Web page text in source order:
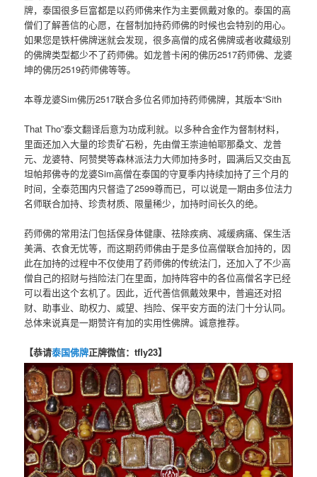
牌，泰国很多巨富都是以药师佛来作为主要佩戴对象的。泰国的高
僧们了解善信的心愿，在督制加持药师佛的时候也会特别的用心。
如果您是铁杆佛牌迷就会发现，很多高僧的成名佛牌或者收藏级别
的佛牌类型都少不了药师佛。如龙普卡闲的佛历2517药师佛、龙婆
坤的佛历2519药师佛等等。
本尊龙婆Sim佛历2517联合多位名师加持药师佛牌，其版本“Sith
That Tho”泰文翻译后意为功成利就。以多种合金作为督制材料，
里面还加入大量的珍贵矿石粉，先由僧王崇迪帕耶那桑文、龙普
元、龙婆特、阿赞樊等森林派法力大师加持多时，圆满后又交由瓦
坦帕邦佛寺的龙婆Sim高僧在泰国的守夏季内持续加持了三个月的
时间，全泰范围内只督造了2599尊而已，可以说是一期由多位法力
名师联合加持、珍贵材质、限量稀少，加持时间长久的绝。
药师佛的常用法门包括保身体健康、祛除疾病、减缓病痛、保生活
美满、衣食无忧等，而这期药师佛由于是多位高僧联合加持的，因
此在加持的过程中不仅使用了药师佛的传统法门，还加入了不少高
僧自己的招财与挡险法门在里面，加持阵容中的各位高僧名字已经
可以看出这个玄机了。因此，近代善信佩戴效果中，普遍还对招
财、助事业、助权力、威望、挡险、保平安方面的法门十分认同。
总体来说真是一期赞许有加的实用性佛牌。诚意推荐。
【恭请泰国佛牌正牌微信：tfly23】